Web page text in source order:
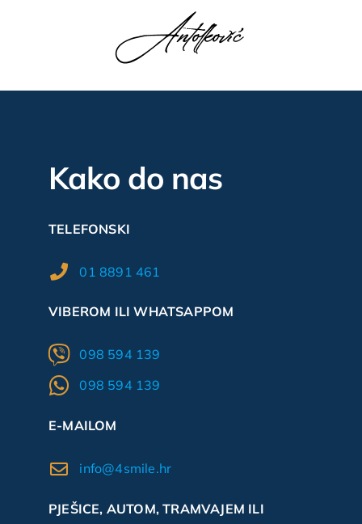
Kako do nas
TELEFONSKI
01 8891 461
VIBEROM ILI WHATSAPPOM
098 594 139
098 594 139
E-MAILOM
info@4smile.hr
PJEŠICE, AUTOM, TRAMVAJEM ILI